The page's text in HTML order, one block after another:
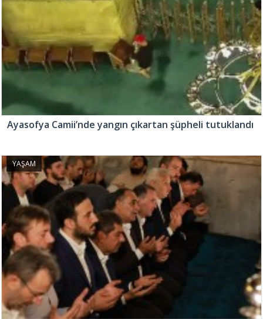
Ayasofya Camii’nde yangın çıkartan şüpheli tutuklandı
YAŞAM